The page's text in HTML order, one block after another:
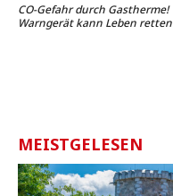
CO-Gefahr durch Gastherme!
Warngerät kann Leben retten
MEISTGELESEN